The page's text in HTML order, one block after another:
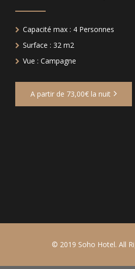
Capacité max : 4 Personnes
Surface : 32 m2
Vue : Campagne
A partir de 73,00€ la nuit
© 2019 Soho Hotel. All